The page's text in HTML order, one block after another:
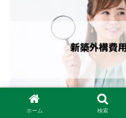
ホーム 検索